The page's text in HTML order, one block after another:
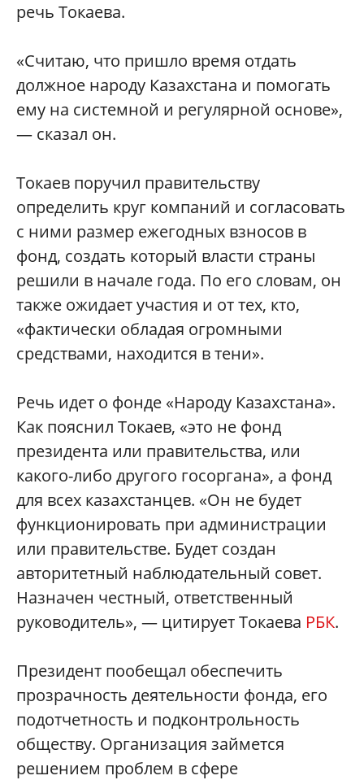
речь Токаева.
«Считаю, что пришло время отдать
должное народу Казахстана и помогать
ему на системной и регулярной основе»,
— сказал он.
Токаев поручил правительству
определить круг компаний и согласовать
с ними размер ежегодных взносов в
фонд, создать который власти страны
решили в начале года. По его словам, он
также ожидает участия и от тех, кто,
«фактически обладая огромными
средствами, находится в тени».
Речь идет о фонде «Народу Казахстана».
Как пояснил Токаев, «это не фонд
президента или правительства, или
какого-либо другого госоргана», а фонд
для всех казахстанцев. «Он не будет
функционировать при администрации
или правительстве. Будет создан
авторитетный наблюдательный совет.
Назначен честный, ответственный
руководитель», — цитирует Токаева РБК.
Президент пообещал обеспечить
прозрачность деятельности фонда, его
подотчетность и подконтрольность
обществу. Организация займется
решением проблем в сфере